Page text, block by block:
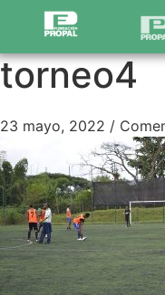
torneo4
23 mayo, 2022 /